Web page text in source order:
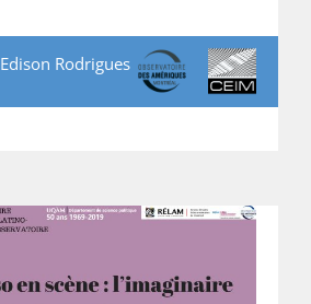
Edison Rodrigues